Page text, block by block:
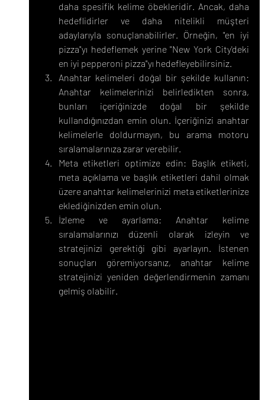
daha spesifik kelime öbekleridir. Ancak, daha
hedeflidirler ve daha nitelikli müşteri
adaylarıyla sonuçlanabilirler. Örneğin, "en iyi
pizza"yı hedeflemek yerine "New York City'deki
en iyi pepperoni pizza"yı hedefleyebilirsiniz.
Anahtar kelimeleri doğal bir şekilde kullanın:
Anahtar kelimelerinizi belirledikten sonra,
bunları içeriğinizde doğal bir şekilde
kullandığınızdan emin olun. İçeriğinizi anahtar
kelimelerle doldurmayın, bu arama motoru
sıralamalarınıza zarar verebilir.
Meta etiketleri optimize edin: Başlık etiketi,
meta açıklama ve başlık etiketleri dahil olmak
üzere anahtar kelimelerinizi meta etiketlerinize
eklediğinizden emin olun.
İzleme ve ayarlama: Anahtar kelime
sıralamalarınızı düzenli olarak izleyin ve
stratejinizi gerektiği gibi ayarlayın. İstenen
sonuçları göremiyorsanız, anahtar kelime
stratejinizi yeniden değerlendirmenin zamanı
gelmiş olabilir.